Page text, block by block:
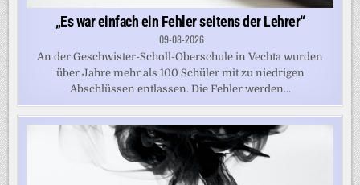
„Es war einfach ein Fehler seitens der Lehrer“
09-08-2026
An der Geschwister-Scholl-Oberschule in Vechta wurden
über Jahre mehr als 100 Schüler mit zu niedrigen
Abschlüssen entlassen. Die Fehler werden...